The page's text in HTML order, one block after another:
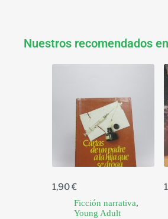
Nuestros recomendados
1,90€
Ficción narrativa,
Young Adult